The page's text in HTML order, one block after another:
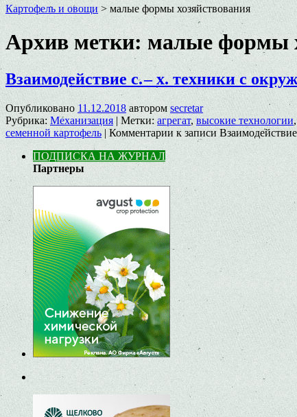
Картофель и овощи > малые формы хозяйствования
Архив метки: малые формы
Взаимодействие с. – х. техники с
Опубликовано 11.12.2018 автором secretar
Рубрика: Механизация | Метки: агрегат, высокие технологии,
семенной картофель | Комментариик записи
ПОДПИСКА НА ЖУРНАЛ
Партнеры